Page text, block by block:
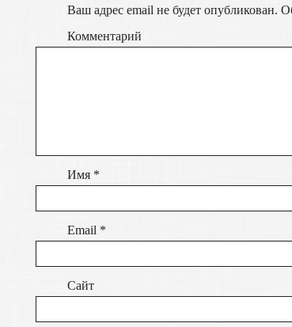
Ваш адрес email не будет опубликован.
Комментарий
Имя *
Email *
Сайт